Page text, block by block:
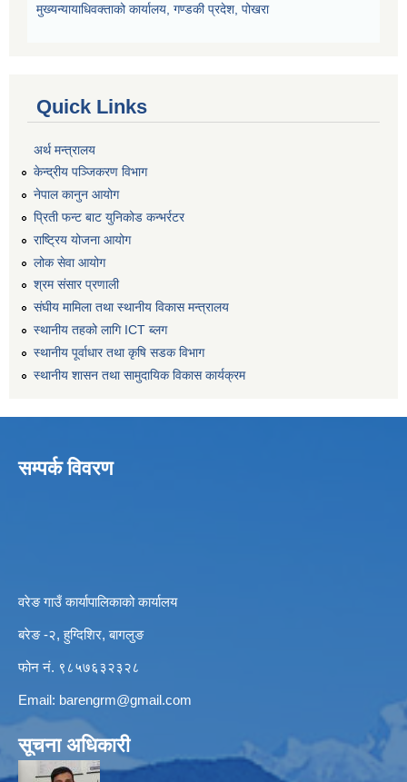
मुख्यन्यायाधिवक्ताको कार्यालय, गण्डकी प्रदेश, पोखरा
Quick Links
अर्थ मन्त्रालय
केन्द्रीय पञ्जिकरण विभाग
नेपाल कानुन आयोग
प्रिती फन्ट बाट युनिकोड कन्भर्रटर
राष्ट्रिय योजना आयोग
लोक सेवा आयोग
श्रम संसार प्रणाली
संघीय मामिला तथा स्थानीय विकास मन्त्रालय
स्थानीय तहको लागि ICT ब्लग
स्थानीय पूर्वाधार तथा कृषि सडक विभाग
स्थानीय शासन तथा सामुदायिक विकास कार्यक्रम
सम्पर्क विवरण
वरेङ गाउँ कार्यापालिकाको कार्यालय
बरेङ -२, हुग्दिशिर, बागलुङ
फोन नं. ९८५७६३२३२८
Email: barengrm@gmail.com
सूचना अधिकारी